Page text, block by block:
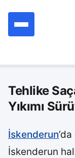
Tehlike
Yıkımı
İskenderun
İskenderun